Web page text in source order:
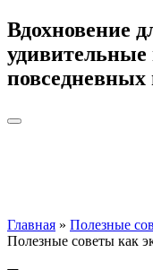
Вдохновение
повседневных
Главная » Полезные
Полезные советы как